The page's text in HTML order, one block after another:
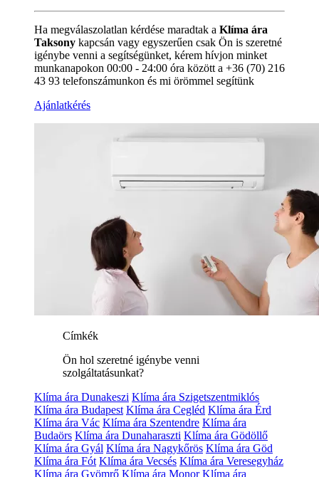
Ha megválaszolatlan kérdése maradtak a Klíma ára
Taksony kapcsán vagy egyszerűen csak Ön is szeretné
igénybe venni a segítségünket, kérem hívjon minket
munkanapokon 00:00 - 24:00 óra között a +36 (70) 216
43 93 telefonszámunkon és mi örömmel segítünk
Ajánlatkérés
Címkék
Ön hol szeretné igénybe venni
szolgáltatásunkat?
Klíma ára Dunakeszi Klíma ára Szigetszentmiklós
Klíma ára Budapest Klíma ára Cegléd Klíma ára Érd
Klíma ára Vác Klíma ára Szentendre Klíma ára
Budaörs Klíma ára Dunaharaszti Klíma ára Gödöllő
Klíma ára Gyál Klíma ára Nagykőrös Klíma ára Göd
Klíma ára Fót Klíma ára Vecsés Klíma ára Veresegyház
Klíma ára Gyömrő Klíma ára Monor Klíma ára